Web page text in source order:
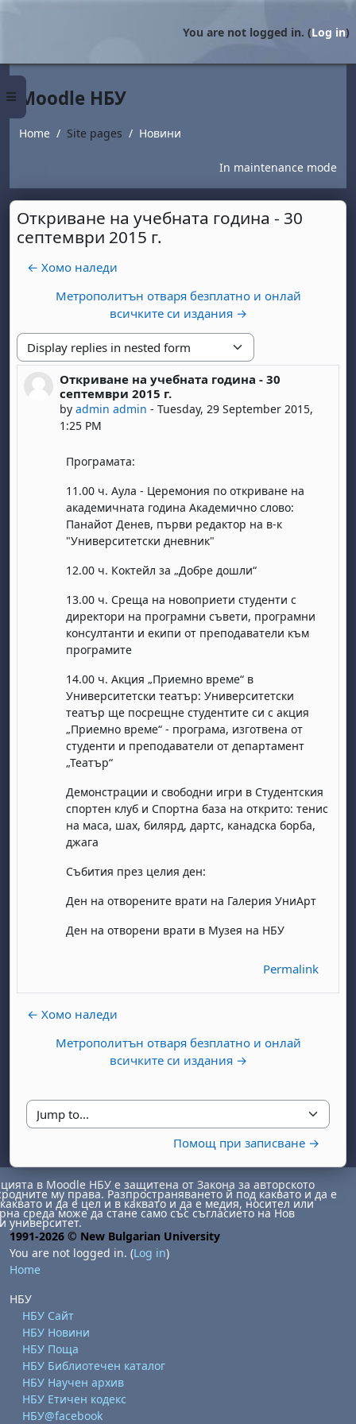
Side panel
You are not logged in. (Log in)
Moodle НБУ
Home Site pages Новини
In maintenance mode
Откриване на учебната година - 30
септември 2015 г.
← Хомо наледи
Метрополитън отваря безплатно и онлай
всичките си издания →
Display mode
Откриване на учебната година - 30
септември 2015 г.
by admin admin - Tuesday, 29 September 2015,
1:25 PM
Number of replies: 0
Програмата:
11.00 ч. Аула - Церемония по откриване на
академичната година Академично слово:
Панайот Денев, първи редактор на в-к
"Университетски дневник"
12.00 ч. Коктейл за „Добре дошли“
13.00 ч. Среща на новоприети студенти с
директори на програмни съвети, програмни
консултанти и екипи от преподаватели към
програмите
14.00 ч. Акция „Приемно време“ в
Университетски театър: Университетски
театър ще посрещне студентите си с акция
„Приемно време“ - програма, изготвена от
студенти и преподаватели от департамент
„Театър“
Демонстрации и свободни игри в Студентския
спортен клуб и Спортна база на открито: тенис
на маса, шах, билярд, дартс, канадска борба,
джага
Събития през целия ден:
Ден на отворените врати на Галерия УниАрт
Ден на отворени врати в Музея на НБУ
Permalink
← Хомо наледи
Метрополитън отваря безплатно и онлай
всичките си издания →
Jump to...
Помощ при записване →
1 August
2 August
9 August
в Moodle НБУ е защитена от Закона за авторското
му права. Разпространяването й под каквато и да е
и да е цел и в каквато и да е медия, носител или
среда може да стане само със съгласието на Нов
университет.
1991-2026 © New Bulgarian University
You are not logged in. (Log in)
Home
НБУ
НБУ Сайт
НБУ Новини
НБУ Поща
НБУ Библиотечен каталог
НБУ Научен архив
НБУ Етичен кодекс
НБУ@facebook